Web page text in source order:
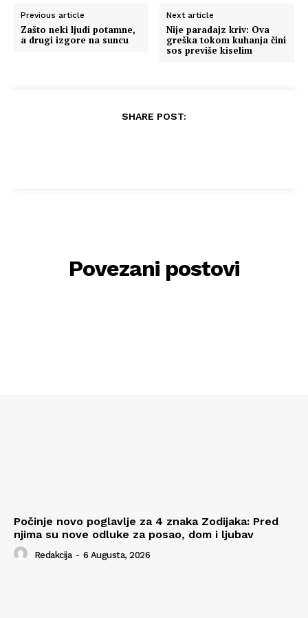
Previous article
Zašto neki ljudi potamne,
a drugi izgore na suncu
Next article
Nije paradajz kriv: Ova
greška tokom kuhanja čini
sos previše kiselim
SHARE POST:
Povezani postovi
Počinje novo poglavlje za 4 znaka Zodijaka: Pred
njima su nove odluke za posao, dom i ljubav
Redakcija - 6 Augusta, 2026